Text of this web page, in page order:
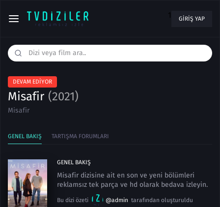
1 GIRIŞ YAP
DEVAM EDIYOR
Misafir (2021)
Misafir
GENEL BAKIŞ TARTIŞMA FORUMLARI
GENEL BAKIŞ
Misafir dizisine ait en son ve yeni bölümleri
reklamsız tek parça ve hd olarak bedava izleyin.
Bu dizi özeti @admin tarafından oluşturuldu